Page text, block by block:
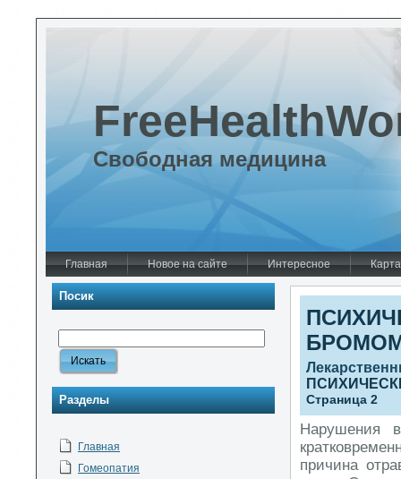
Свободная медицина
Главная Новое на сайте Интересное
Посик
Разделы
Главная
Гомеопатия
Страница 2
Нарушения
причина